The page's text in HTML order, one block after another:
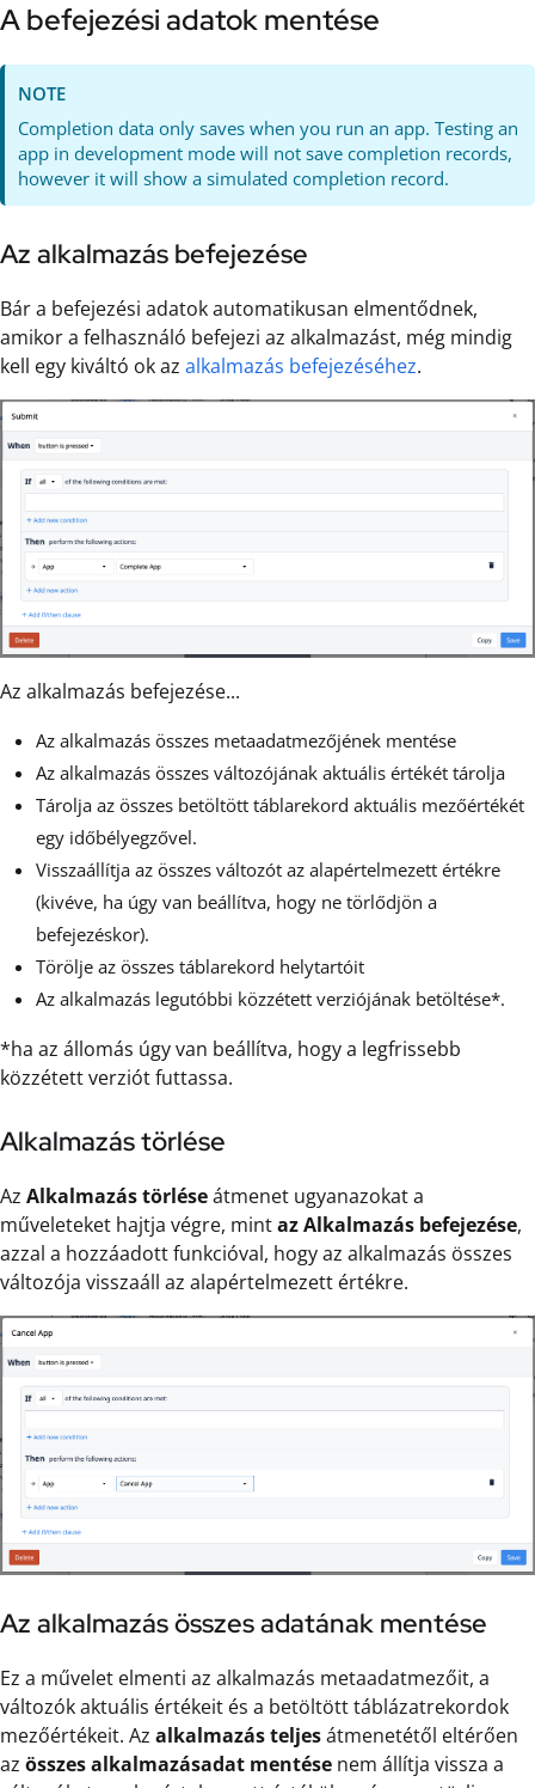
A befejezési adatok mentése
NOTE
Completion data only saves when you run an app. Testing an
app in development mode will not save completion records,
however it will show a simulated completion record.
Az alkalmazás befejezése
Bár a befejezési adatok automatikusan elmentődnek,
amikor a felhasználó befejezi az alkalmazást, még mindig
kell egy kiváltó ok az alkalmazás befejezéséhez.
Az alkalmazás befejezése...
Az alkalmazás összes metaadatmezőjének mentése
Az alkalmazás összes változójának aktuális értékét tárolja
Tárolja az összes betöltött táblarekord aktuális mezőértékét
egy időbélyegzővel.
Visszaállítja az összes változót az alapértelmezett értékre
(kivéve, ha úgy van beállítva, hogy ne törlődjön a
befejezéskor).
Törölje az összes táblarekord helytartóit
Az alkalmazás legutóbbi közzétett verziójának betöltése*.
*ha az állomás úgy van beállítva, hogy a legfrissebb
közzétett verziót futtassa.
Alkalmazás törlése
Az Alkalmazás törléseátmenet ugyanazokat a
műveleteket hajtja végre, mintaz Alkalmazás befejezése,
azzal a hozzáadott funkcióval, hogy az alkalmazás összes
változója visszaáll az alapértelmezett értékre.
Az alkalmazás összes adatának mentése
Ez a művelet elmenti az alkalmazás metaadatmezőit, a
változók aktuális értékeit és a betöltött táblázatrekordok
mezőértékeit. Az alkalmazás teljesátmenetétől eltérően
az összes alkalmazásadat mentése nem állítja vissza a